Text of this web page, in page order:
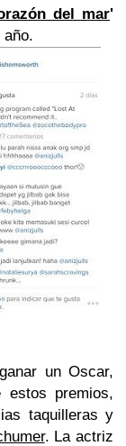
del mar'
un Oscar,
premios,
taquilleras y
. La actriz